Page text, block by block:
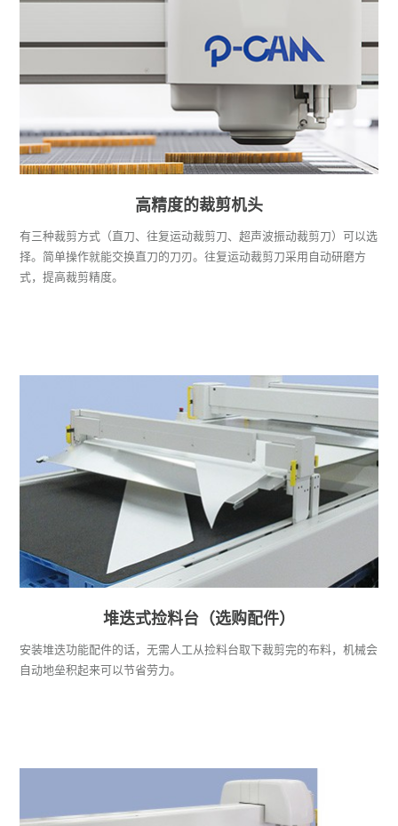
高精度的裁剪机头
有三种裁剪方式（直刀、往复运动裁剪刀、超声波振动裁剪刀）可以选
择。简单操作就能交换直刀的刀刃。往复运动裁剪刀采用自动研磨方
式，提高裁剪精度。
堆迭式捡料台（选购配件）
安装堆迭功能配件的话，无需人工从捡料台取下裁剪完的布料，机械会
自动地垒积起来可以节省劳力。